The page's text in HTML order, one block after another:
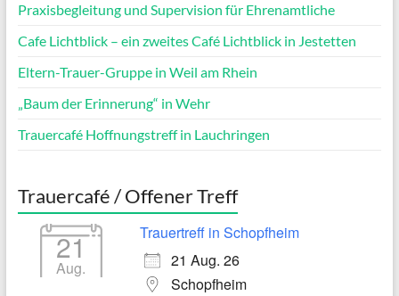
Praxisbegleitung und Supervision für Ehrenamtliche
Cafe Lichtblick – ein zweites Café Lichtblick in Jestetten
Eltern-Trauer-Gruppe in Weil am Rhein
„Baum der Erinnerung“ in Wehr
Trauercafé Hoffnungstreff in Lauchringen
Trauercafé / Offener Treff
21
Aug.
Trauertreff in Schopfheim
21 Aug. 26
Schopfheim